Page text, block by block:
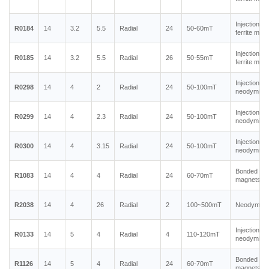
R0184 14 3.2 5.5 Radial 24 50-60mT
Injection
ferrite
R0185 14 3.2 5.5 Radial 26 50-55mT
Injection
ferrite
R0298 14 4 2 Radial 24 50-100mT
Injection
R0299 14 4 2.3 Radial 24 50-100mT
Injection
R0300 14 4 3.15 Radial 24 50-100mT
Injection
R1083 14 4 4 Radial 24 60-70mT
Bonded
magnets
R2038 14 4 26 Radial 2 100~500mT
R0133 14 5 4 Radial 4 110-120mT
Injection
R1126 14 5 4 Radial 24 60-70mT
Bonded